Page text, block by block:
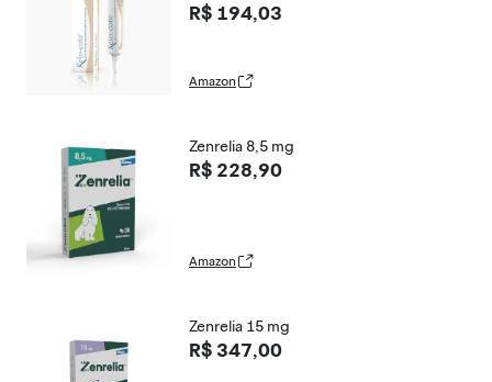
cicatrizes hipertróficas e queloides res
(15g)
R$ 194,03
Amazon
Zenrelia 8,5 mg
R$ 228,90
Amazon
Zenrelia 15 mg
R$ 347,00